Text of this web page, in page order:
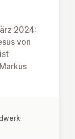
2024:
von